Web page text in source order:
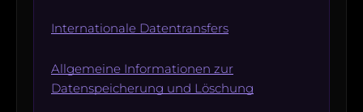
Internationale Datentransfers
Allgemeine Informationen zur
Datenspeicherung und Löschung